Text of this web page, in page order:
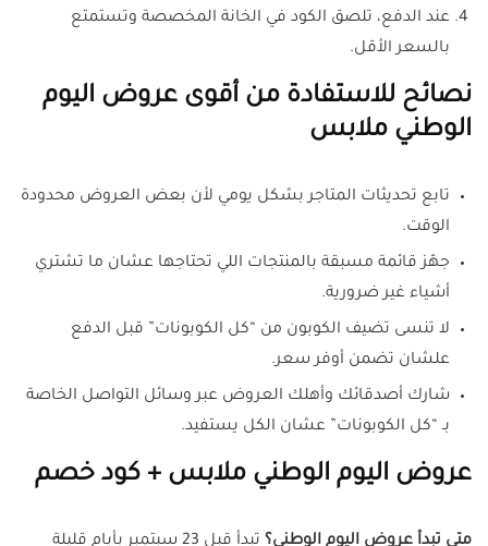
عند الدفع، تلصق الكود في الخانة المخصصة وتستمتع
بالسعر الأقل.
نصائح للاستفادة من أقوى عروض اليوم
الوطني ملابس
تابع تحديثات المتاجر بشكل يومي لأن بعض العروض محدودة
الوقت.
جهّز قائمة مسبقة بالمنتجات اللي تحتاجها عشان ما تشتري
أشياء غير ضرورية.
لا تنسى تضيف الكوبون من “كل الكوبونات” قبل الدفع
علشان تضمن أوفر سعر.
شارك أصدقائك وأهلك العروض عبر وسائل التواصل الخاصة
بـ “كل الكوبونات” عشان الكل يستفيد.
عروض اليوم الوطني ملابس + كود خصم
متى تبدأ عروض اليوم الوطني؟
تبدأ قبل 23 سبتمبر بأيام قليلة